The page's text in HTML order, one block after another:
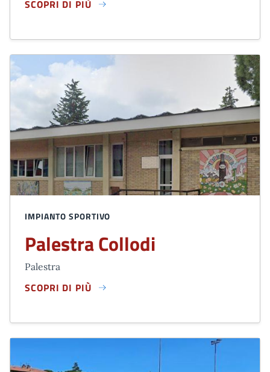
SCOPRI DI PIÙ
PALESTRA CARDUCCI
IMPIANTO SPORTIVO
Palestra Collodi
Palestra
SCOPRI DI PIÙ
PALESTRA COLLODI